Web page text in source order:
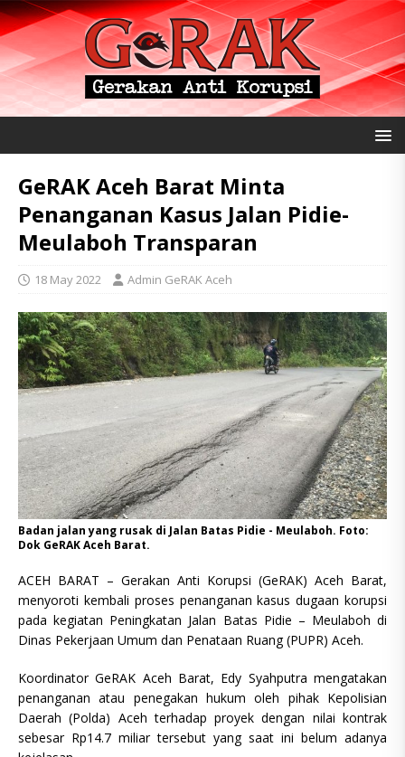
GeRAK Aceh Barat Minta
Penanganan Kasus Jalan Pidie-
Meulaboh Transparan
18 May 2022 Admin GeRAK Aceh
Badan jalan yang rusak di Jalan Batas Pidie - Meulaboh. Foto:
Dok GeRAK Aceh Barat.
ACEH BARAT – Gerakan Anti Korupsi (GeRAK) Aceh Barat,
menyoroti kembali proses penanganan kasus dugaan korupsi
pada kegiatan Peningkatan Jalan Batas Pidie – Meulaboh di
Dinas Pekerjaan Umum dan Penataan Ruang (PUPR) Aceh.
Koordinator GeRAK Aceh Barat, Edy Syahputra mengatakan
penanganan atau penegakan hukum oleh pihak Kepolisian
Daerah (Polda) Aceh terhadap proyek dengan nilai kontrak
sebesar Rp14.7 miliar tersebut yang saat ini belum adanya